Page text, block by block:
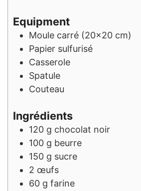
Equipment
Moule carré (20x20 cm)
Papier sulfurisé
Casserole
Spatule
Couteau
Ingrédients
120 g chocolat noir
100 g beurre
150 g sucre
2 œufs
60 g farine